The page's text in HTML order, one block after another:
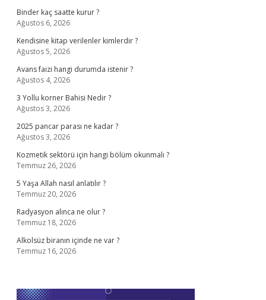
Binder kaç saatte kurur ?
Ağustos 6, 2026
Kendisine kitap verilenler kimlerdir ?
Ağustos 5, 2026
Avans faizi hangi durumda istenir ?
Ağustos 4, 2026
3 Yollu korner Bahisi Nedir ?
Ağustos 3, 2026
2025 pancar parası ne kadar ?
Ağustos 3, 2026
Kozmetik sektörü için hangi bölüm okunmalı ?
Temmuz 26, 2026
5 Yaşa Allah nasıl anlatılır ?
Temmuz 20, 2026
Radyasyon alınca ne olur ?
Temmuz 18, 2026
Alkolsüz biranın içinde ne var ?
Temmuz 16, 2026